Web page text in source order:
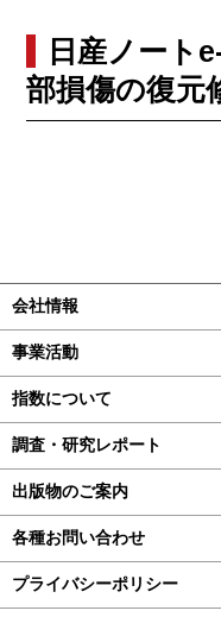
日産ノート
部損傷の復元
会社情報
事業活動
指数について
調査・研究レポート
出版物のご案内
各種お問い合わせ
プライバシーポリシー